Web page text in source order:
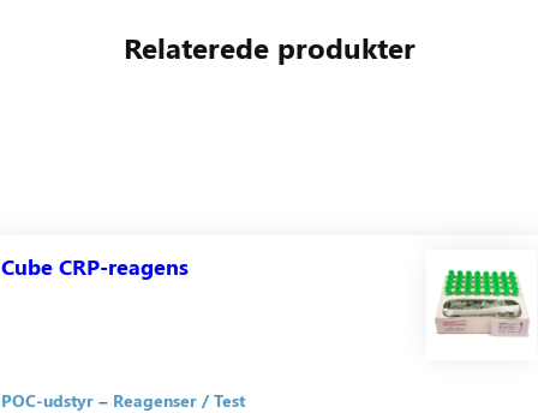
Relaterede produkter
Cube CRP-reagens
POC-udstyr
Reagenser / Test